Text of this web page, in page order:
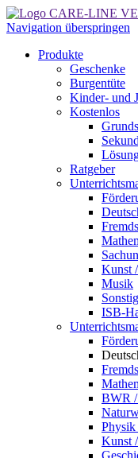
Navigation überspringen
Produkte
Geschenke
Burgentüte
Kinder- und
Kostenlos
Ratgeber
Kunst
Musik
ISB-
BWR /
Physik
Kunst